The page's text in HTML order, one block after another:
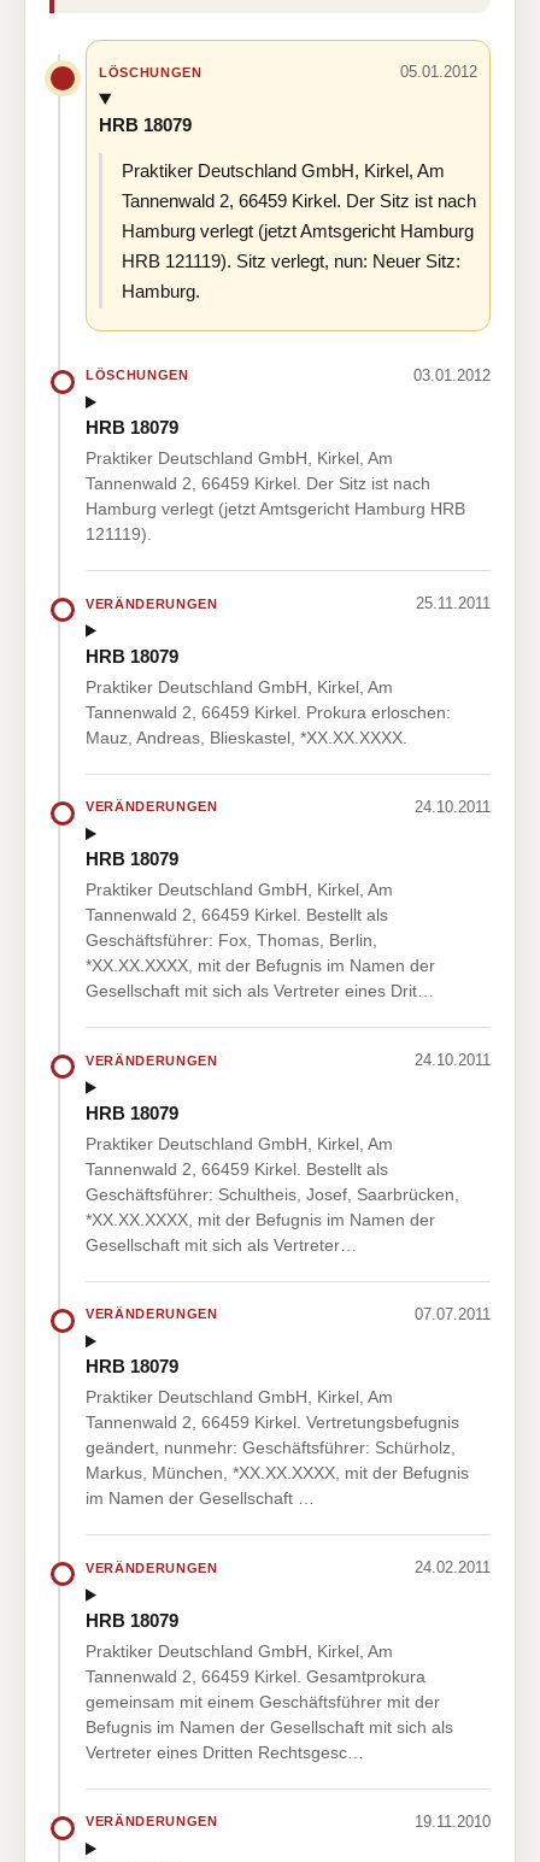
LÖSCHUNGEN 05.01.2012
HRB 18079
Praktiker Deutschland GmbH, Kirkel, Am
Tannenwald 2, 66459 Kirkel. Der Sitz ist nach
Hamburg verlegt (jetzt Amtsgericht Hamburg
HRB 121119). Sitz verlegt, nun: Neuer Sitz:
Hamburg.
LÖSCHUNGEN 03.01.2012
HRB 18079
Praktiker Deutschland GmbH, Kirkel, Am
Tannenwald 2, 66459 Kirkel. Der Sitz ist nach
Hamburg verlegt (jetzt Amtsgericht Hamburg HRB
121119).
VERÄNDERUNGEN 25.11.2011
HRB 18079
Praktiker Deutschland GmbH, Kirkel, Am
Tannenwald 2, 66459 Kirkel. Prokura erloschen:
Mauz, Andreas, Blieskastel, *XX.XX.XXXX.
VERÄNDERUNGEN 24.10.2011
HRB 18079
Praktiker Deutschland GmbH, Kirkel, Am
Tannenwald 2, 66459 Kirkel. Bestellt als
Geschäftsführer: Fox, Thomas, Berlin,
*XX.XX.XXXX, mit der Befugnis im Namen der
Gesellschaft mit sich als Vertreter eines Drit…
VERÄNDERUNGEN 24.10.2011
HRB 18079
Praktiker Deutschland GmbH, Kirkel, Am
Tannenwald 2, 66459 Kirkel. Bestellt als
Geschäftsführer: Schultheis, Josef, Saarbrücken,
*XX.XX.XXXX, mit der Befugnis im Namen der
Gesellschaft mit sich als Vertreter…
VERÄNDERUNGEN 07.07.2011
HRB 18079
Praktiker Deutschland GmbH, Kirkel, Am
Tannenwald 2, 66459 Kirkel. Vertretungsbefugnis
geändert, nunmehr: Geschäftsführer: Schürholz,
Markus, München, *XX.XX.XXXX, mit der Befugnis
im Namen der Gesellschaft …
VERÄNDERUNGEN 24.02.2011
HRB 18079
Praktiker Deutschland GmbH, Kirkel, Am
Tannenwald 2, 66459 Kirkel. Gesamtprokura
gemeinsam mit einem Geschäftsführer mit der
Befugnis im Namen der Gesellschaft mit sich als
Vertreter eines Dritten Rechtsgesc…
VERÄNDERUNGEN 19.11.2010